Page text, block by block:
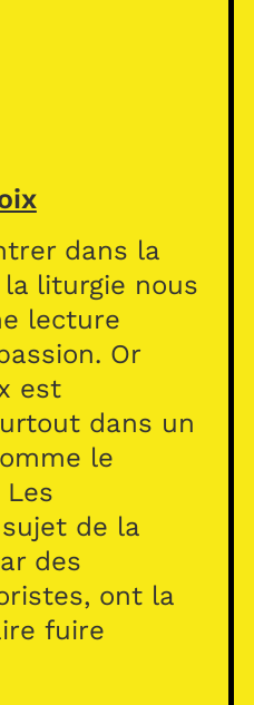
dans la
liturgie nous
lecture
Or
est
dans un
le
Les
de la
des
ont la
fuire